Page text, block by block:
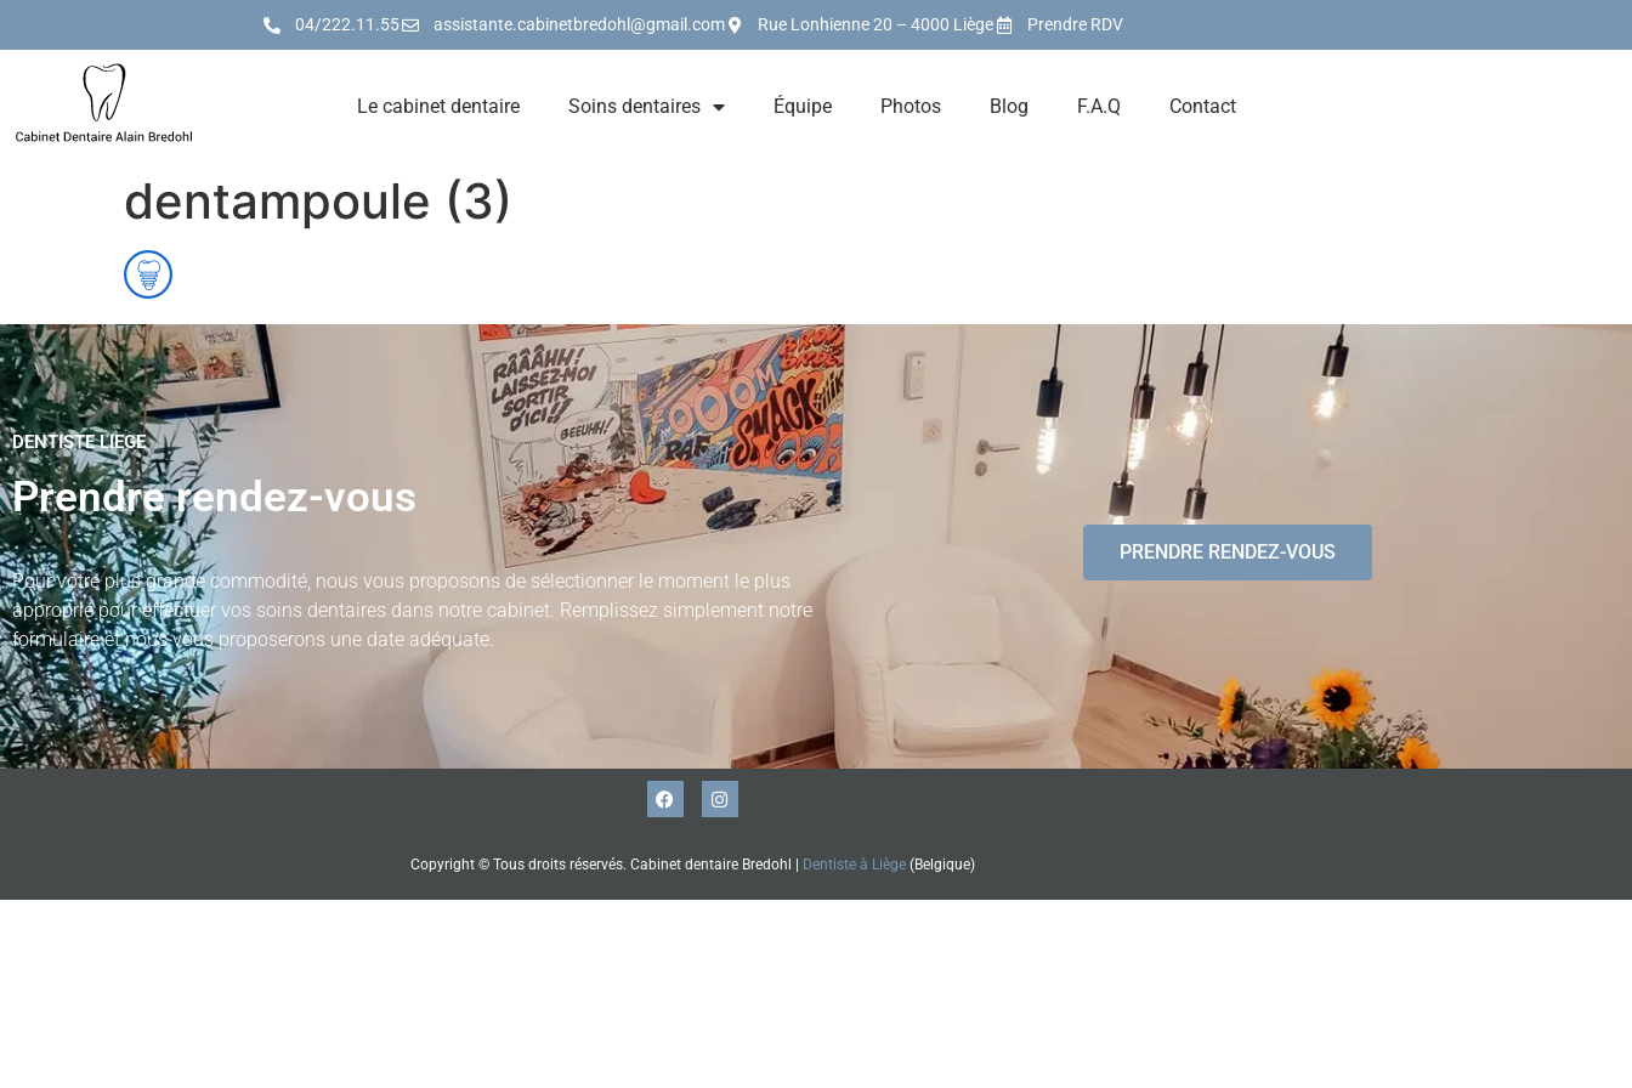
04/222.11.55 assistante.cabinetbredohl@gmail.com Rue Lonhienne 20 – 4000 Liège Prendre RDV
Le cabinet dentaire Soins dentaires Équipe Photos Blog F.A.Q Contact
dentampoule (3)
DENTISTE LIEGE
Prendre rendez-vous
Pour votre plus grande commodité, nous vous proposons de sélectionner le moment le plus
approprié pour effectuer vos soins dentaires dans notre cabinet. Remplissez simplement notre
formulaire et nous vous proposerons une date adéquate.
PRENDRE RENDEZ-VOUS
Copyright © Tous droits réservés. Cabinet dentaire Bredohl | Dentiste à Liège(Belgique)